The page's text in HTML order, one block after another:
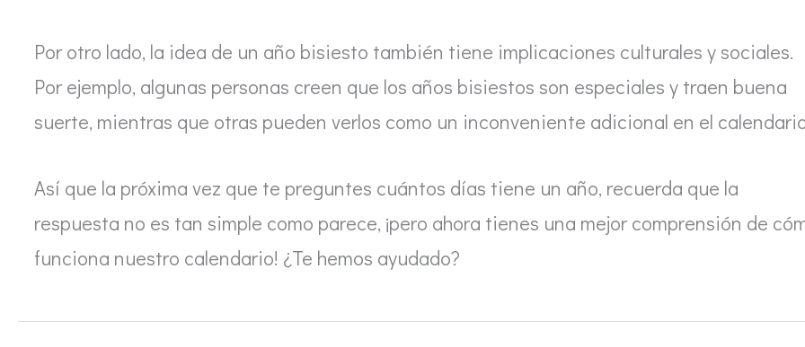
Por otro lado, la idea de un año bisiesto también tiene implicaciones culturales y sociales.
Por ejemplo, algunas personas creen que los años bisiestos son especiales y traen buena
suerte, mientras que otras pueden verlos como un inconveniente adicional en el
Así que la próxima vez que te preguntes cuántos días tiene un año, recuerda que la
respuesta no es tan simple como parece, ¡pero ahora tienes una mejor comprensión de
funciona nuestro calendario! ¿Te hemos ayudado?